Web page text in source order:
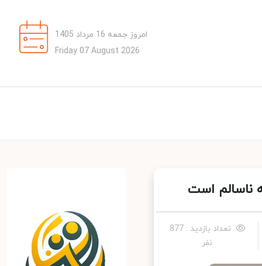
امروز جمعه 16 مرداد 1405
Friday 07 August 2026
تعداد بازدید : 877
نفر